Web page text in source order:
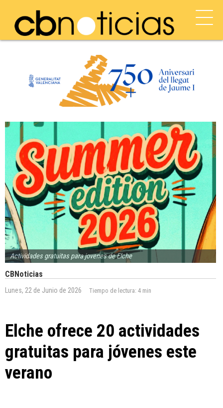
Actividades gratuitas para jovenes de Elche
CBNoticias
Lunes, 22 de Junio de 2026 Tiempo de lectura: 4 min
Elche ofrece 20 actividades
gratuitas para jóvenes este
verano